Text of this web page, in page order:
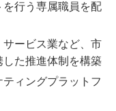
行う専属職員を配
ービス業など、市
た推進体制を構築
ィングプラットフ